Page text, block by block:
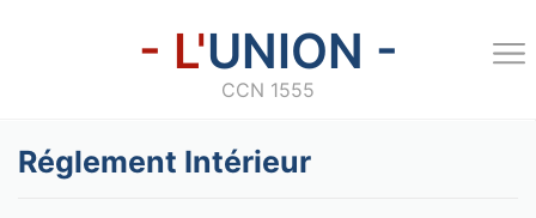
- L'UNION -
CCN 1555
Réglement Intérieur